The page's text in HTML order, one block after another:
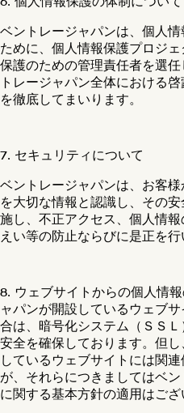
ベントレージャパンは、個人
ために、個人情報保護プロジ
保護のための管理責任者を選
トレージャパン全体における
を徹底してまいります。
7. セキュリティについて
ベントレージャパンは、お客
を大切な情報と認識し、その
施し、不正アクセス、個人情
えい等の防止ならびに是正を行
8. ウェブサイトからの個人情
ャパンが開設しているウェブ
合は、暗号化システム（ＳＳ
安全を確保しております。但
しているウェブサイトには関
が、それらにつきましてはベ
に関する基本方針の適用はござ